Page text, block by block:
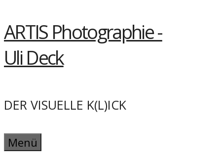
Springe
zum
Inhalt
ARTIS Photographie -
Uli Deck
DER VISUELLE K(L)ICK
Menü